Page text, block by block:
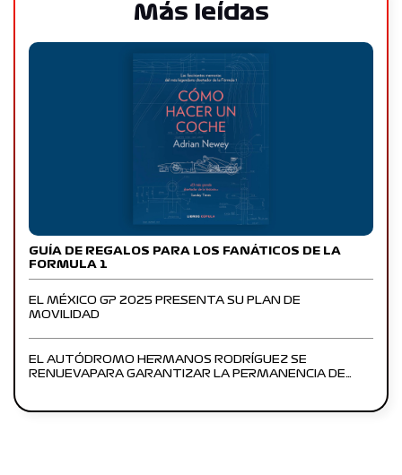
Más leídas
GUÍA DE REGALOS PARA LOS FANÁTICOS DE LA
FORMULA 1
EL MÉXICO GP 2025 PRESENTA SU PLAN DE
MOVILIDAD
EL AUTÓDROMO HERMANOS RODRÍGUEZ SE
RENUEVAPARA GARANTIZAR LA PERMANENCIA DE…